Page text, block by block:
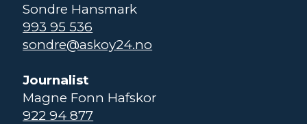
Sondre Hansmark
993 95 536
sondre@askoy24.no
Journalist
Magne Fonn Hafskor
922 94 877